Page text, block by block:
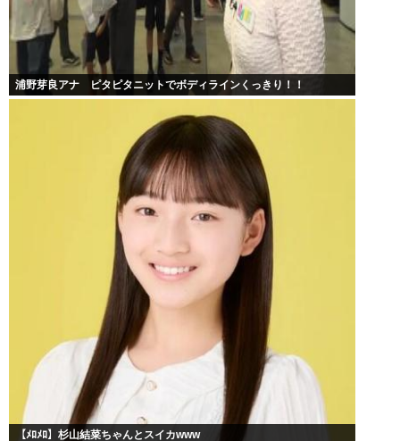
浦野芽良アナ ピタピタニットでボディラインくっきり！！
【ﾒﾛﾒﾛ】杉山結菜ちゃんとスイカwww